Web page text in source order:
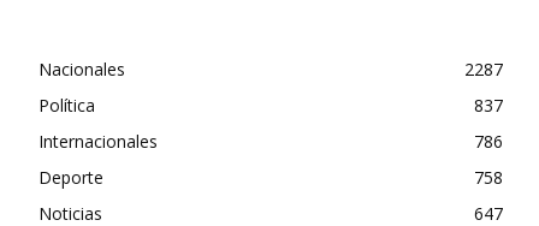
Nacionales
2287
Política
837
Internacionales
786
Deporte
758
Noticias
647